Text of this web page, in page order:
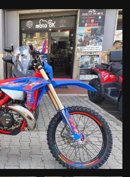
KYB può essere considerato un
delle competizioni per capacità di
terreno, livello di trazione trasferito
anche nell’utilizzo
personalizzabile nel
regolazioni esterne di compressione
ed estensione.
rapida: immediatamente
anodizzato rosso, è
secondi preziosi in gara quando c’è
si caratterizzano per uno stampo in
oltre a donare un look Racing alla
resistenti nell’utilizzo
avere sempre il massimo controllo